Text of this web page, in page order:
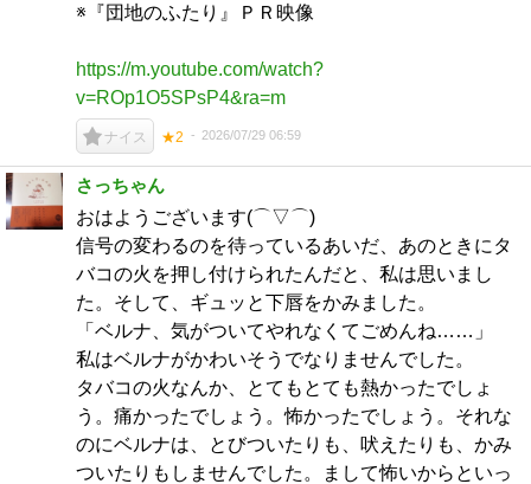
※『団地のふたり』ＰＲ映像
https://m.youtube.com/watch?
v=ROp1O5SPsP4&ra=m
ナイス ★2 2026/07/29 06:59
さっちゃん
おはようございます(⌒▽⌒)
信号の変わるのを待っているあいだ、あのときにタ
バコの火を押し付けられたんだと、私は思いまし
た。そして、ギュッと下唇をかみました。
「ベルナ、気がついてやれなくてごめんね……」
私はベルナがかわいそうでなりませんでした。
タバコの火なんか、とてもとても熱かったでしょ
う。痛かったでしょう。怖かったでしょう。それな
のにベルナは、とびついたりも、吠えたりも、かみ
ついたりもしませんでした。まして怖いからといっ